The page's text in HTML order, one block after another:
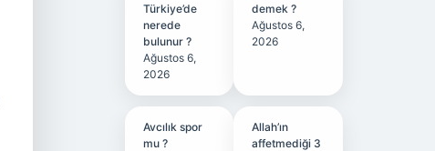
Türkiye’de
nerede
bulunur ?
Ağustos 6,
2026
demek ?
Ağustos 6,
2026
Avcılık spor
mu ?
Allah’ın
affetmediği 3